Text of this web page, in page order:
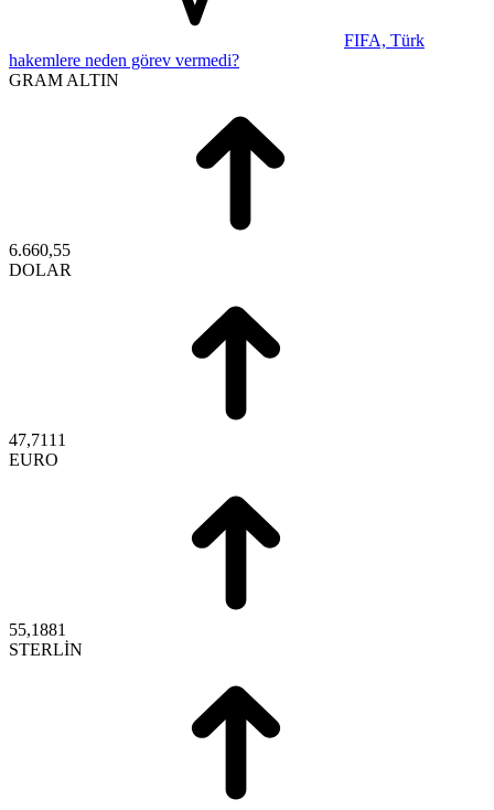
FIFA, Türk
hakemlere neden görev vermedi?
GRAM ALTIN
6.660,55
DOLAR
47,7111
EURO
55,1881
STERLİN